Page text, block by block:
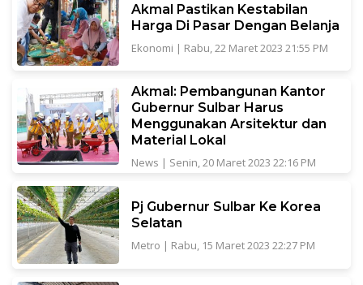
Akmal Pastikan Kestabilan
Harga Di Pasar Dengan Belanja
Ekonomi | Rabu, 22 Maret 2023 21:55 PM
Akmal: Pembangunan Kantor
Gubernur Sulbar Harus
Menggunakan Arsitektur dan
Material Lokal
News | Senin, 20 Maret 2023 22:16 PM
Pj Gubernur Sulbar Ke Korea
Selatan
Metro | Rabu, 15 Maret 2023 22:27 PM